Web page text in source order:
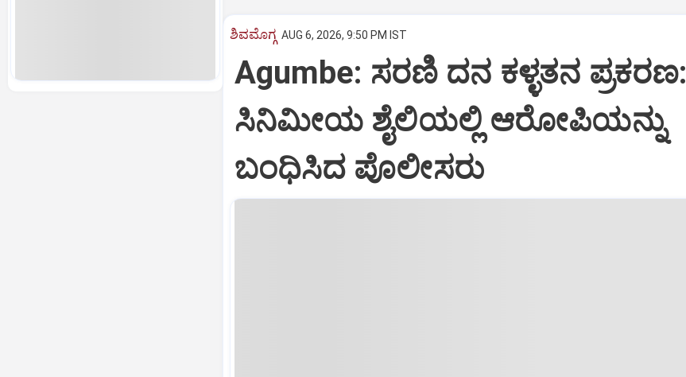
ಶಿವಮೊಗ್ಗ AUG 6, 2026, 9:50 PM IST
Agumbe: ಸರಣಿ ದನ ಕಳ್ಳತನ ಪ್ರಕರಣ:
ಸಿನಿಮೀಯ ಶೈಲಿಯಲ್ಲಿ ಆರೋಪಿಯನ್ನು
ಬಂಧಿಸಿದ ಪೊಲೀಸರು